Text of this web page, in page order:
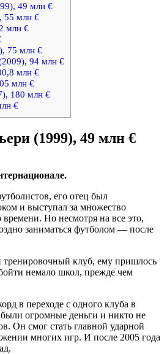
49 млн €
55 млн €
млн €
75 млн €
94 млн €
млн €
млн €
180 млн €
€
(1999), 49 млн €
его отец был
и выступал за множество
Но несмотря на все это,
заниматься футболом — после
клуб, ему пришлось
немало школ, прежде чем
в переходе с одного клуба в
огромные деньги и никто не
Он смог стать главной ударной
многих игр. И после 2005 года